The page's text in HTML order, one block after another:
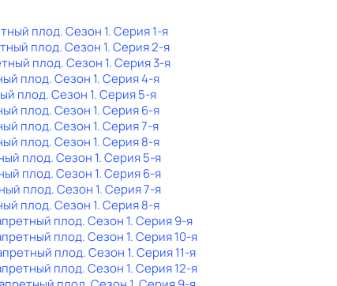
плод. Сезон 1. Серия 1-я
плод. Сезон 1. Серия 2-я
плод. Сезон 1. Серия 3-я
плод. Сезон 1. Серия 4-я
плод. Сезон 1. Серия 5-я
плод. Сезон 1. Серия 6-я
плод. Сезон 1. Серия 7-я
плод. Сезон 1. Серия 8-я
плод. Сезон 1. Серия 5-я
плод. Сезон 1. Серия 6-я
плод. Сезон 1. Серия 7-я
плод. Сезон 1. Серия 8-я
плод. Сезон 1. Серия 9-я
плод. Сезон 1. Серия 10-я
плод. Сезон 1. Серия 11-я
плод. Сезон 1. Серия 12-я